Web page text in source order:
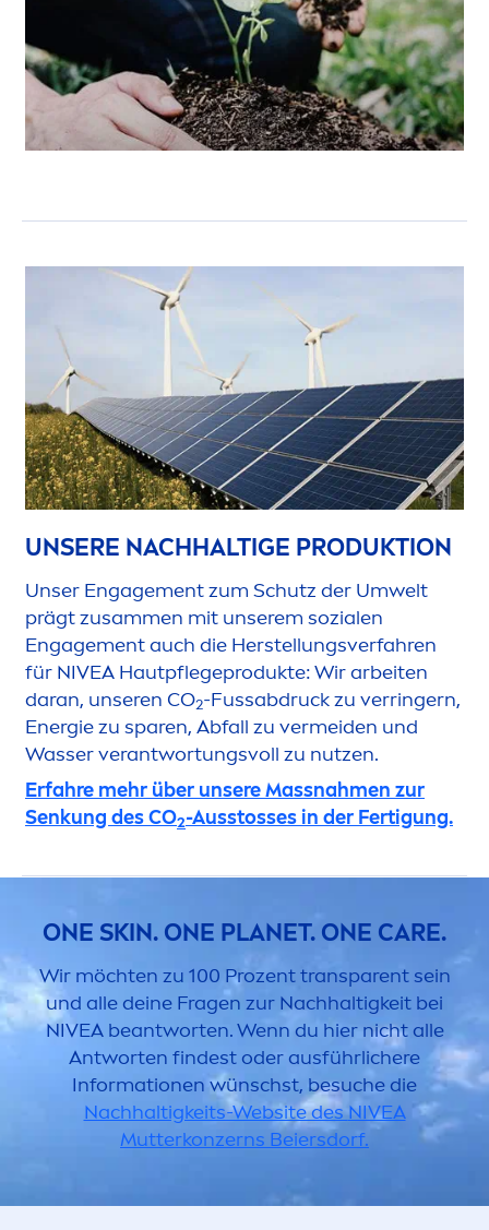
UNSERE NACHHALTIGE PRODUKTION
Unser Engagement zum Schutz der Umwelt
prägt zusammen mit unserem sozialen
Engagement auch die Herstellungsverfahren
für NIVEA Hautpflegeprodukte: Wir arbeiten
daran, unseren CO2-Fussabdruck zu verringern,
Energie zu sparen, Abfall zu vermeiden und
Wasser verantwortungsvoll zu nutzen.
Erfahre mehr über unsere Massnahmen zur
Senkung des CO2-Ausstosses in der Fertigung.
ONE SKIN. ONE PLANET. ONE CARE.
Wir möchten zu 100 Prozent transparent sein
und alle deine Fragen zur Nachhaltigkeit bei
NIVEAbeantworten. Wenn du hier nicht alle
Antworten findest oder ausführlichere
Informationen wünschst, besuche die
Nachhaltigkeits-Website desNIVEA
Mutterkonzerns Beiersdorf.